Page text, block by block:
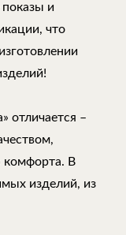
и
что
отличается –
комфорта. В
изделий, из